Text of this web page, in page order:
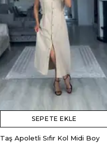
SEPETE EKLE
Taş Apoletli Sıfır Kol Midi Boy